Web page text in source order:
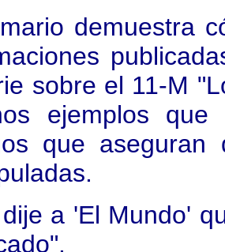
demuestra
sobre el 11-M
ejemplos
que aseguran
a 'El Mundo'